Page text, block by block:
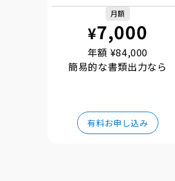
月額
¥7,000
年額 ¥84,000
簡易的な書類出力なら
有料お申し込み